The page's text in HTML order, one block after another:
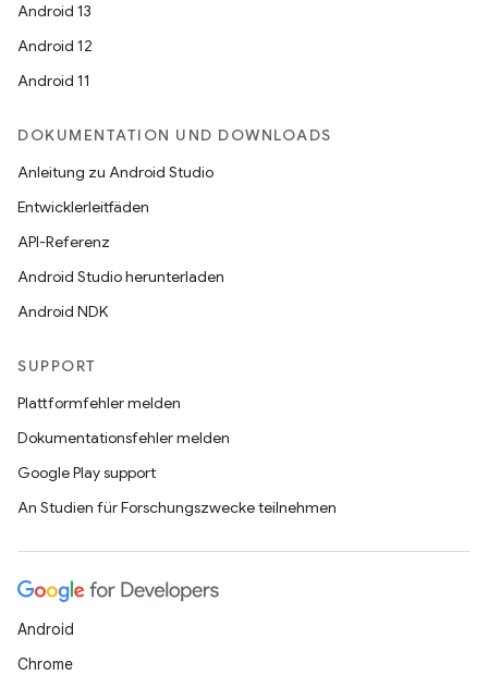
Android 13
Android 12
Android 11
DOKUMENTATION UND DOWNLOADS
Anleitung zu Android Studio
Entwicklerleitfäden
API-Referenz
Android Studio herunterladen
Android NDK
SUPPORT
Plattformfehler melden
Dokumentationsfehler melden
Google Play support
An Studien für Forschungszwecke teilnehmen
Android
Chrome